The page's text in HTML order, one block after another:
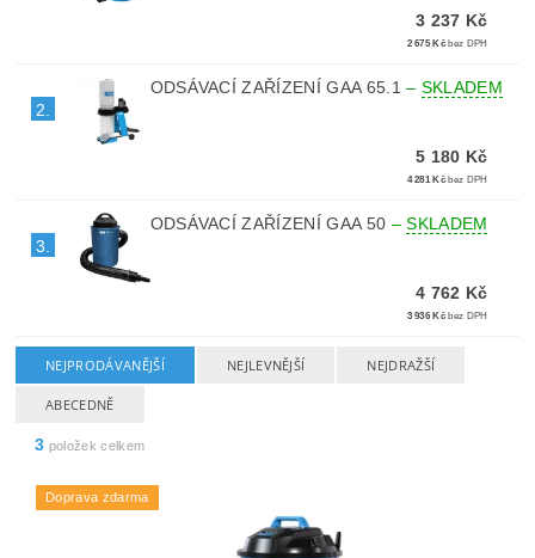
3 237 Kč
2 675 Kč bez DPH
2.
ODSÁVACÍ ZAŘÍZENÍ GAA 65.1– SKLADEM
5 180 Kč
4 281 Kč bez DPH
3.
ODSÁVACÍ ZAŘÍZENÍ GAA 50 –SKLADEM
4 762 Kč
3 936 Kč bez DPH
NEJPRODÁVANĚJŠÍ NEJLEVNĚJŠÍ NEJDRAŽŠÍ
ABECEDNĚ
3 položek celkem
Doprava zdarma